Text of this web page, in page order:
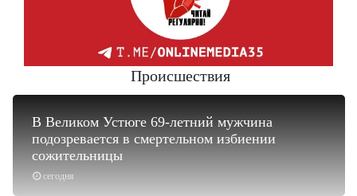
Происшествия
сегодня
В Великом Устюге 69-летний мужчина
подозревается в смертельном избиении
сожительницы